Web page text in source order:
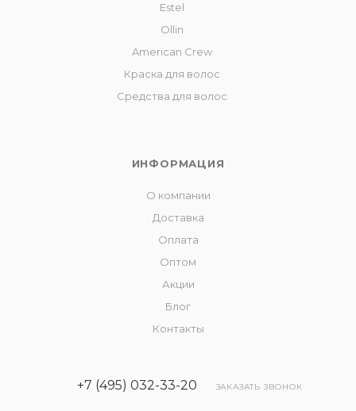
Estel
Ollin
American Crew
Краска для волос
Средства для волос
ИНФОРМАЦИЯ
О компании
Доставка
Оплата
Оптом
Акции
Блог
Контакты
+7 (495) 032-33-20 ЗАКАЗАТЬ ЗВОНОК